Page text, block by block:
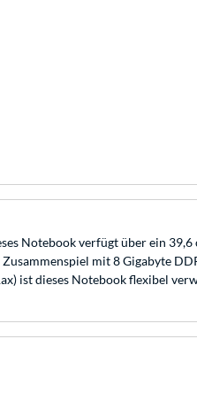
Notebook verfügt über ein
mit 8 Gigabyte
ist dieses Notebook flexibel